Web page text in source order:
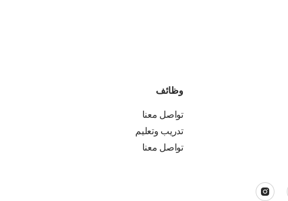
وظائف
تواصل معنا
تدريب وتعليم
تواصل معنا